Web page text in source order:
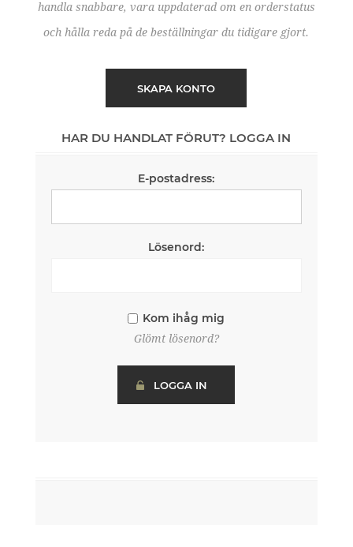
handla snabbare, vara uppdaterad om en orderstatus
och hålla reda på de beställningar du tidigare gjort.
SKAPA KONTO
HAR DU HANDLAT FÖRUT? LOGGA IN
E-postadress:
Lösenord:
Kom ihåg mig
Glömt lösenord?
LOGGA IN